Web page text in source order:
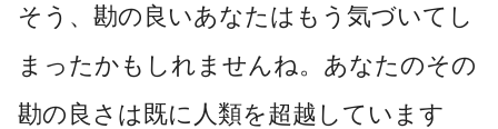
そう、勘の良いあなたはもう気づいてし
まったかもしれませんね。あなたのその
勘の良さは既に人類を超越しています